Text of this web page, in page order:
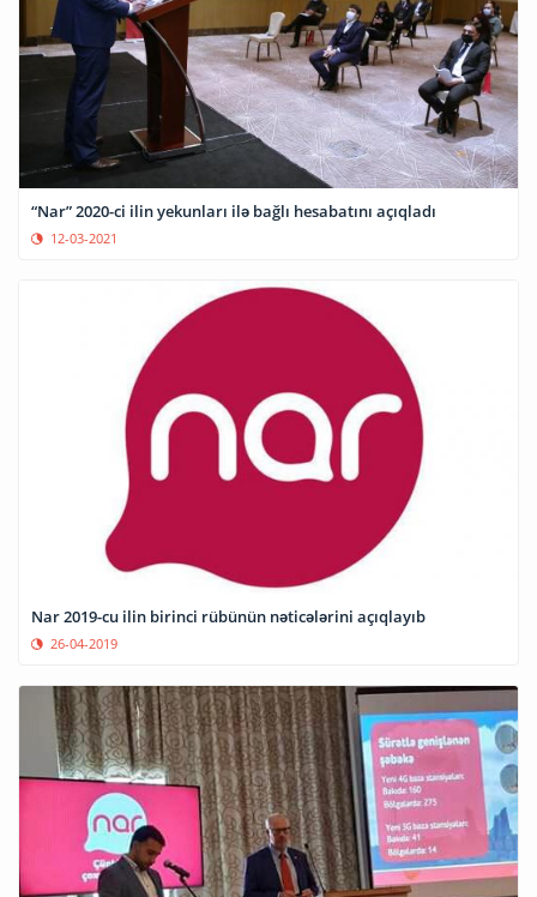
“Nar” 2020-ci ilin yekunları ilə bağlı hesabatını açıqladı
12-03-2021
Nar 2019-cu ilin birinci rübünün nəticələrini açıqlayıb
26-04-2019